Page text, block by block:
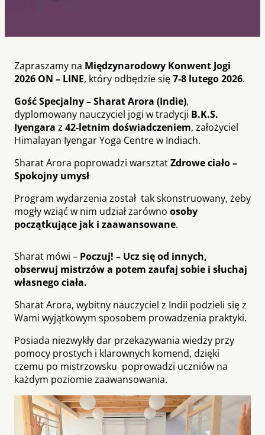
Zapraszamy na Międzynarodowy Konwent Jogi
2026 ON – LINE, który odbędzie się7-8 lutego 2026.
Gość Specjalny – Sharat Arora (Indie),
dyplomowany nauczyciel jogi w tradycji B.K.S.
Iyengara z 42-letnim doświadczeniem, założyciel
Himalayan Iyengar Yoga Centre w Indiach.
Sharat Arora poprowadzi warsztatZdrowe ciało –
Spokojny umysł
Program wydarzenia został tak skonstruowany, żeby
mogły wziąć w nim udział zarówno osoby
początkujące jak i zaawansowane.
Sharat mówi – Poczuj! – Ucz się od innych,
obserwuj mistrzów a potem zaufaj sobie i słuchaj
własnego ciała.
Sharat Arora, wybitny nauczyciel z Indii podzieli się z
Wami wyjątkowym sposobem prowadzenia praktyki.
Posiada niezwykły dar przekazywania wiedzy przy
pomocy prostych i klarownych komend, dzięki
czemu po mistrzowsku poprowadzi uczniów na
każdym poziomie zaawansowania.